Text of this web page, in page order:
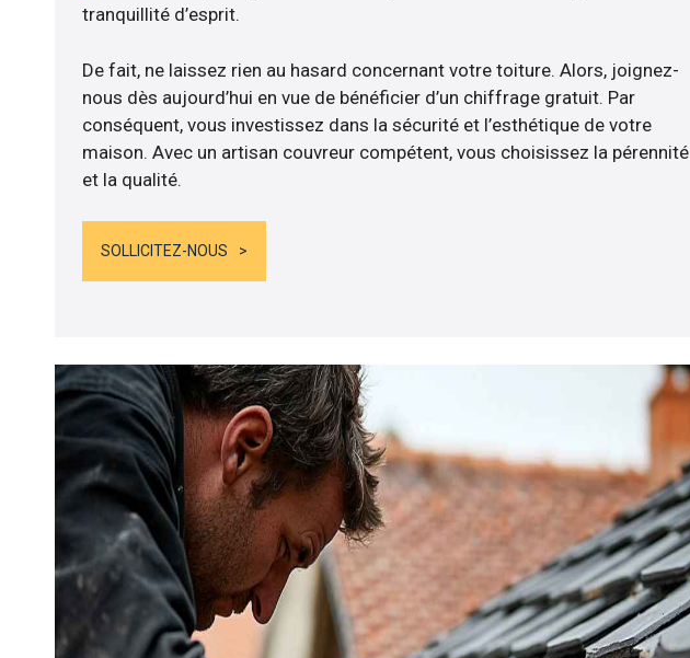
tranquillité d’esprit.
De fait, ne laissez rien au hasard concernant votre toiture. Alors, joignez-
nous dès aujourd’hui en vue de bénéficier d’un chiffrage gratuit. Par
conséquent, vous investissez dans la sécurité et l’esthétique de votre
maison. Avec un artisan couvreur compétent, vous choisissez la pérennité
et la qualité.
SOLLICITEZ-NOUS